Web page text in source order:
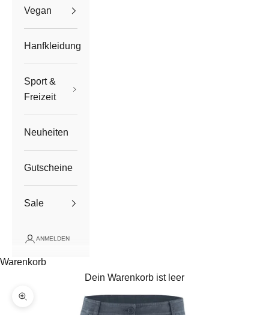
Vegan
Hanfkleidung
Sport &
Freizeit
Neuheiten
Gutscheine
Sale
ANMELDEN
Warenkorb
Dein Warenkorb ist leer
Bild vergrößern